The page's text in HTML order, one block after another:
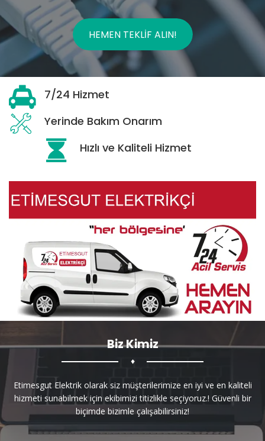
HEMEN TEKLIF ALIN!
7/24 Hizmet
Yerinde Bakım Onarım
Hızlı ve Kaliteli Hizmet
Biz Kimiz
♦
Etimesgut Elektrik olarak siz müşterilerimize en iyi ve en kaliteli
hizmeti sunabilmek için ekibimizi titizlikle seçiyoruz.! Güvenli bir
biçimde bizimle çalışabilirsiniz!